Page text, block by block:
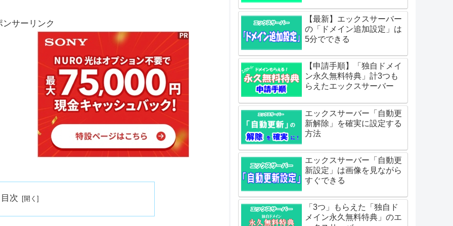
ンサーリンク
目次
【最新】エックスサーバー
の「ドメイン追加設定」は
5分でできる
【申請手順】「独自ドメイ
ン永久無料特典」計3つも
らえたエックスサーバー
エックスサーバー「自動更
新解除」を確実に設定する
方法
エックスサーバー「自動更
新設定」は画像を見ながら
すぐできる
「3つ」もらえた「独自ド
メイン永久無料特典」のエ